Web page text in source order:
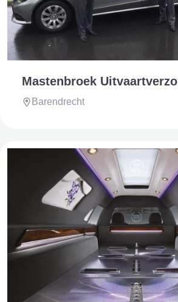
Mastenbroek
Barendrecht